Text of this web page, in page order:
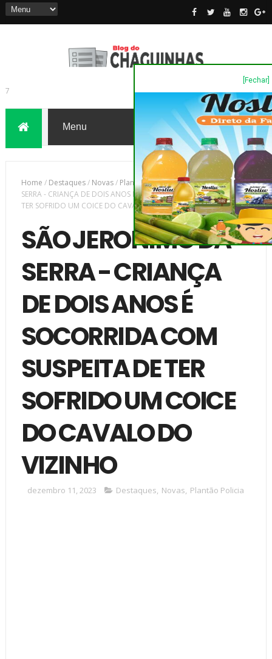
[Fechar]
7
Home / Destaques/ Novas/ Plantão Policia/SÃO JERONIMO DA
SERRA - CRIANÇA DE DOIS ANOS É SOCORRIDA COM SUSPEITA DE
TER SOFRIDO UM COICE DO CAVALO DO VIZINHO
SÃO JERONIMO DA
SERRA - CRIANÇA
DE DOIS ANOS É
SOCORRIDA COM
SUSPEITA DE TER
SOFRIDO UM COICE
DO CAVALO DO
VIZINHO
dezembro 11, 2023 Destaques, Novas, Plantão Policia